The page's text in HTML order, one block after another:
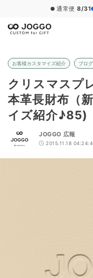
通常便 8/31
お客様カスタマイズ紹介 ブログ
クリスマスプ
本革長財布（
イズ紹介♪85)
JOGGO 広報
2015.11.18